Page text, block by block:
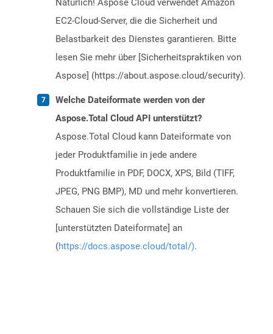
Natürlich! Aspose Cloud verwendet Amazon
EC2-Cloud-Server, die die Sicherheit und
Belastbarkeit des Dienstes garantieren. Bitte
lesen Sie mehr über [Sicherheitspraktiken von
Aspose] (https://about.aspose.cloud/security).
Welche Dateiformate werden von der
Aspose.Total Cloud API unterstützt?
Aspose.Total Cloud kann Dateiformate von
jeder Produktfamilie in jede andere
Produktfamilie in PDF, DOCX, XPS, Bild (TIFF,
JPEG, PNG BMP), MD und mehr konvertieren.
Schauen Sie sich die vollständige Liste der
[unterstützten Dateiformate] an
(https://docs.aspose.cloud/total/).